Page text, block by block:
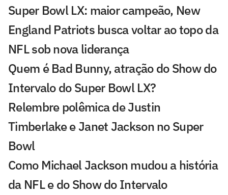
Super Bowl LX: maior campeão, New
England Patriots busca voltar ao topo da
NFL sob nova liderança
Quem é Bad Bunny, atração do Show do
Intervalo do Super Bowl LX?
Relembre polêmica de Justin
Timberlake e Janet Jackson no Super
Bowl
Como Michael Jackson mudou a história
da NFL e do Show do Intervalo